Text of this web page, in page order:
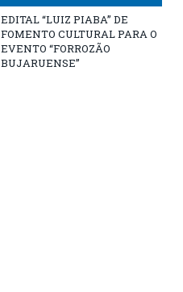
EDITAL “LUIZ PIABA” DE
FOMENTO CULTURAL PARA O
EVENTO “FORROZÃO
BUJARUENSE”